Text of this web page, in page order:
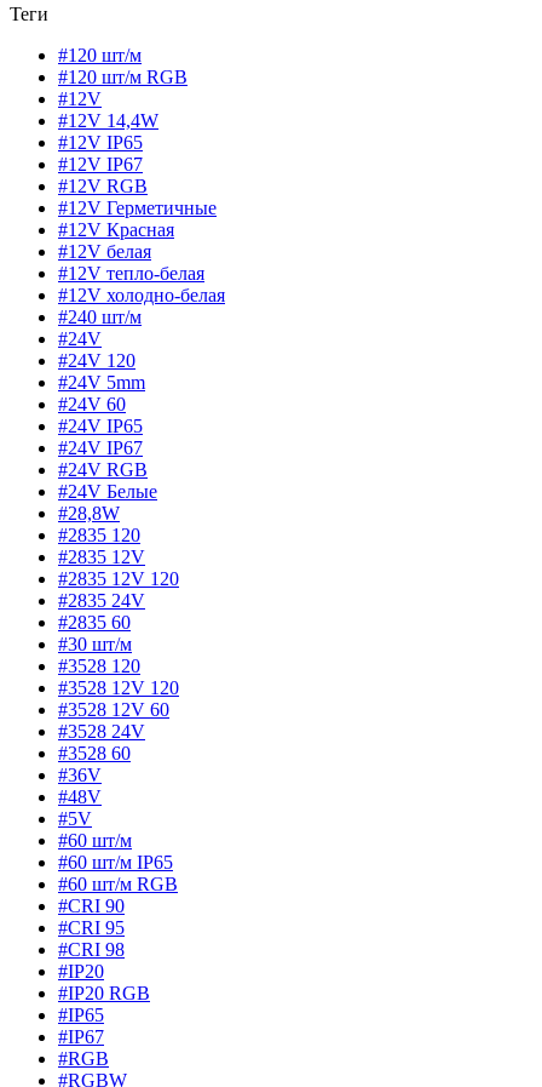
Теги
#120 шт/м
#120 шт/м RGB
#12V
#12V 14,4W
#12V IP65
#12V IP67
#12V RGB
#12V Герметичные
#12V Красная
#12V белая
#12V тепло-белая
#12V холодно-белая
#240 шт/м
#24V
#24V 120
#24V 5mm
#24V 60
#24V IP65
#24V IP67
#24V RGB
#24V Белые
#28,8W
#2835 120
#2835 12V
#2835 12V 120
#2835 24V
#2835 60
#30 шт/м
#3528 120
#3528 12V 120
#3528 12V 60
#3528 24V
#3528 60
#36V
#48V
#5V
#60 шт/м
#60 шт/м IP65
#60 шт/м RGB
#CRI 90
#CRI 95
#CRI 98
#IP20
#IP20 RGB
#IP65
#IP67
#RGB
#RGBW